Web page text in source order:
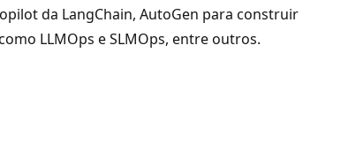
da LangChain, AutoGen para construir
LLMOps e SLMOps, entre outros.